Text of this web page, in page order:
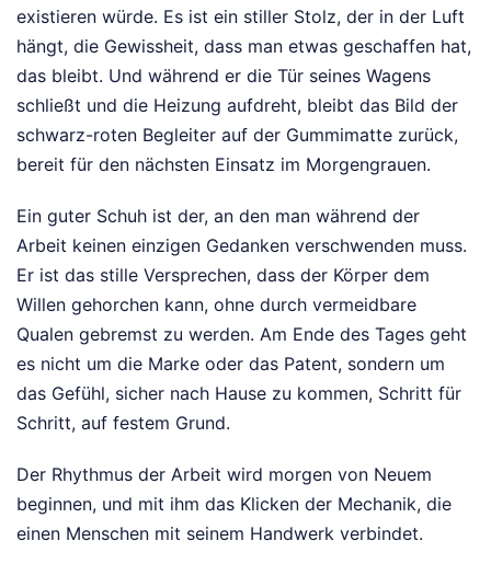
existieren würde. Es ist ein stiller Stolz, der in der Luft
hängt, die Gewissheit, dass man etwas geschaffen hat,
das bleibt. Und während er die Tür seines Wagens
schließt und die Heizung aufdreht, bleibt das Bild der
schwarz-roten Begleiter auf der Gummimatte zurück,
bereit für den nächsten Einsatz im Morgengrauen.
Ein guter Schuh ist der, an den man während der
Arbeit keinen einzigen Gedanken verschwenden muss.
Er ist das stille Versprechen, dass der Körper dem
Willen gehorchen kann, ohne durch vermeidbare
Qualen gebremst zu werden. Am Ende des Tages geht
es nicht um die Marke oder das Patent, sondern um
das Gefühl, sicher nach Hause zu kommen, Schritt für
Schritt, auf festem Grund.
Der Rhythmus der Arbeit wird morgen von Neuem
beginnen, und mit ihm das Klicken der Mechanik, die
einen Menschen mit seinem Handwerk verbindet.